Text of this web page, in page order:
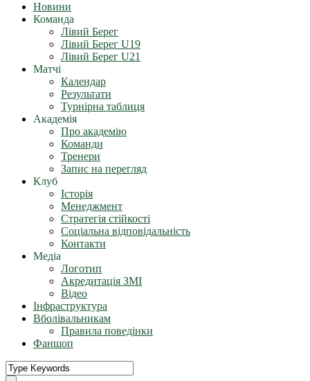
Новини
Команда
Лівий Берег
Лівий Берег U19
Лівий Берег U21
Матчі
Календар
Результати
Турнірна таблиця
Академія
Про академію
Команди
Тренери
Запис на перегляд
Клуб
Історія
Менеджмент
Стратегія стійкості
Соціальна відповідальність
Контакти
Медіа
Логотип
Акредитація ЗМІ
Відео
Інфраструктура
Вболівальникам
Правила поведінки
Фаншоп